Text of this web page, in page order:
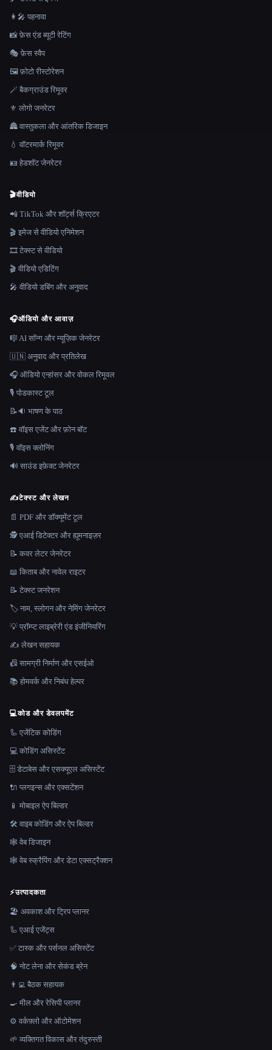
👩‍🎤 पहनावा
📸 फ़ेस एंड ब्यूटी रेटिंग
🎭 फ़ेस स्वैप
🖼️ फ़ोटो रीस्टोरेशन
🪄 बैकग्राउंड रिमूवर
⚜️ लोगो जनरेटर
🏯 वास्तुकला और आंतरिक डिजाइन
💧 वॉटरमार्क रिमूवर
🪪 हेडशॉट जेनरेटर
🎬वीडियो
📲 TikTok और शॉर्ट्स क्रिएटर
🎬 इमेज से वीडियो एनिमेशन
🎞️ टेक्स्ट से वीडियो
🎬 वीडियो एडिटिंग
🎤 वीडियो डबिंग और अनुवाद
🎧ऑडियो और आवाज़
🎼 AI सॉन्ग और म्यूज़िक जेनरेटर
🇺🇳 अनुवाद और प्रतिलेख
🎧 ऑडियो एन्हांसर और वोकल रिमूवल
🎙️ पोडकास्ट टूल
📝🔉 भाषण के पाठ
☎️ वॉइस एजेंट और फ़ोन बॉट
🎙️ वॉइस क्लोनिंग
🔊 साउंड इफ़ेक्ट जेनरेटर
✍️टेक्स्ट और लेखन
📄 PDF और डॉक्यूमेंट टूल
🕵️ एआई डिटेक्टर और ह्यूमनाइज़र
📝 कवर लेटर जेनरेटर
📖 किताब और नावेल राइटर
📝 टेक्स्ट जनरेशन
🏷️ नाम, स्लोगन और नेमिंग जेनरेटर
💡 प्रॉम्प्ट लाइब्रेरी एंड इंजीनियरिंग
✍️ लेखन सहायक
📠 सामग्री निर्माण और एसईओ
📚 होमवर्क और निबंध हेल्पर
💻कोड और डेवलपमेंट
🦾 एजेंटिक कोडिंग
💻 कोडिंग असिस्टेंट
🗄️ डेटाबेस और एसक्यूएल असिस्टेंट
🔌 प्लगइन्स और एक्सटेंशन
📱 मोबाइल ऐप बिल्डर
🛠️ वाइब कोडिंग और ऐप बिल्डर
🕸 वेब डिजाइन
🕸️ वेब स्क्रैपिंग और डेटा एक्सट्रैक्शन
⚡उत्पादकता
🏖 अवकाश और ट्रिप प्लानर
🦾 एआई एजेंट्स
✅ टास्क और पर्सनल असिस्टेंट
🧠 नोट लेना और सेकंड ब्रेन
👨‍💻 बैठक सहायक
🍳 मील और रेसिपी प्लानर
⚙️ वर्कफ़्लो और ऑटोमेशन
🌱 व्यक्तिगत विकास और तंदुरुस्ती